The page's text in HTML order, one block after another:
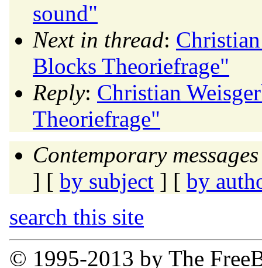
sound"
Next in thread:
Blocks Theoriefrage"
Reply: Christian
Theoriefrage"
Contemporary
] [ by subject ] [ by
search this site
© 1995-2013 by The